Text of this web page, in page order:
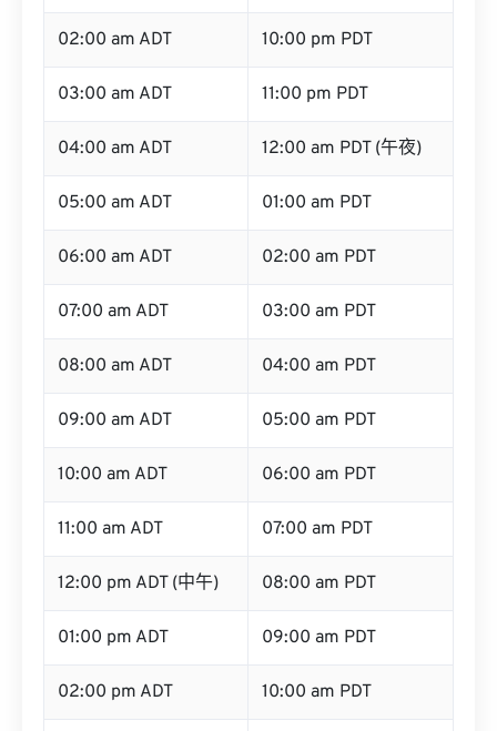
02:00 am ADT 10:00 pm PDT
03:00 am ADT 11:00 pm PDT
04:00 am ADT 12:00 am PDT (午夜)
05:00 am ADT 01:00 am PDT
06:00 am ADT 02:00 am PDT
07:00 am ADT 03:00 am PDT
08:00 am ADT 04:00 am PDT
09:00 am ADT 05:00 am PDT
10:00 am ADT 06:00 am PDT
11:00 am ADT 07:00 am PDT
12:00 pm ADT (中午) 08:00 am PDT
01:00 pm ADT 09:00 am PDT
02:00 pm ADT 10:00 am PDT